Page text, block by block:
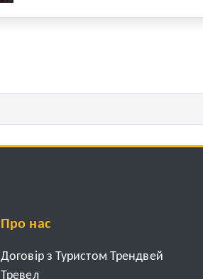
Про нас
Договір з Туристом Трендвей
Тревел